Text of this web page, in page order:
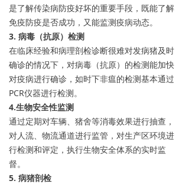
是了解传染病防疫好坏的重要手段，既能了解
免疫防疫是否成功，又能监测疫病动态。
3. 病毒（抗原）检测
在临床经验和病理剖检诊断很难对发病猪及时
确诊的情况下，对病毒（抗原）的检测能加快
对疫病进行确诊，如时下非瘟的检测基本通过
PCR仪器进行检测。
4.生物安全性监测
通过定期对车辆、猪舍等消毒效果进行抽查，
对人流、物流通道进行监管，对生产区环境进
行检测和评定，执行生物安全体系的实时监
督。
5. 病猪剖检